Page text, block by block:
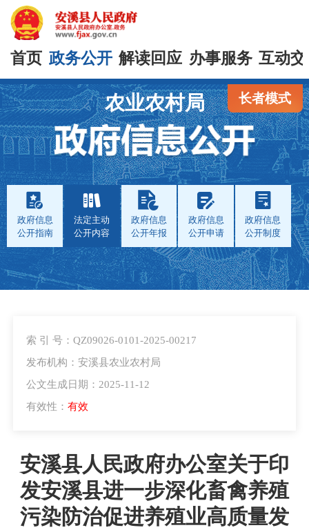
首页 政务公开 解读回应 办事服务 互动
长者模式
农业农村局
政府信息
公开指南
法定主动
公开内容
政府信息
公开年报
政府信息
公开申请
政府信息
公开制度
索 引 号：QZ09026-0101-2025-00217
发布机构：安溪县农业农村局
公文生成日期：2025-11-12
有效性： 有效
安溪县人民政府办公室关于印
发安溪县进一步深化畜禽养殖
污染防治促进养殖业高质量发